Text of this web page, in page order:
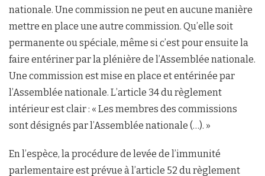
nationale. Une commission ne peut en aucune manière
mettre en place une autre commission. Qu’elle soit
permanente ou spéciale, même si c’est pour ensuite la
faire entériner par la plénière de l’Assemblée nationale.
Une commission est mise en place et entérinée par
l’Assemblée nationale. L’article 34 du règlement
intérieur est clair : « Les membres des commissions
sont désignés par l’Assemblée nationale (…). »
En l’espèce, la procédure de levée de l’immunité
parlementaire est prévue à l’article 52 du règlement